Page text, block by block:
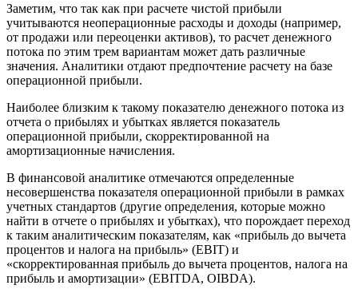
Заметим, что так как при расчете чистой прибыли
учитываются неоперационные расходы и доходы (например,
от продажи или переоценки активов), то расчет денежного
потока по этим трем вариантам может дать различные
значения. Аналитики отдают предпочтение расчету на базе
операционной прибыли.
Наиболее близким к такому показателю денежного потока из
отчета о прибылях и убытках является показатель
операционной прибыли, скорректированной на
амортизационные начисления.
В финансовой аналитике отмечаются определенные
несовершенства показателя операционной прибыли в рамках
учетных стандартов (другие определения, которые можно
найти в отчете о прибылях и убытках), что порождает переход
к таким аналитическим показателям, как «прибыль до вычета
процентов и налога на прибыль» (EBIT) и
«скорректированная прибыль до вычета процентов, налога на
прибыль и амортизации» (EBITDA, OIBDA).